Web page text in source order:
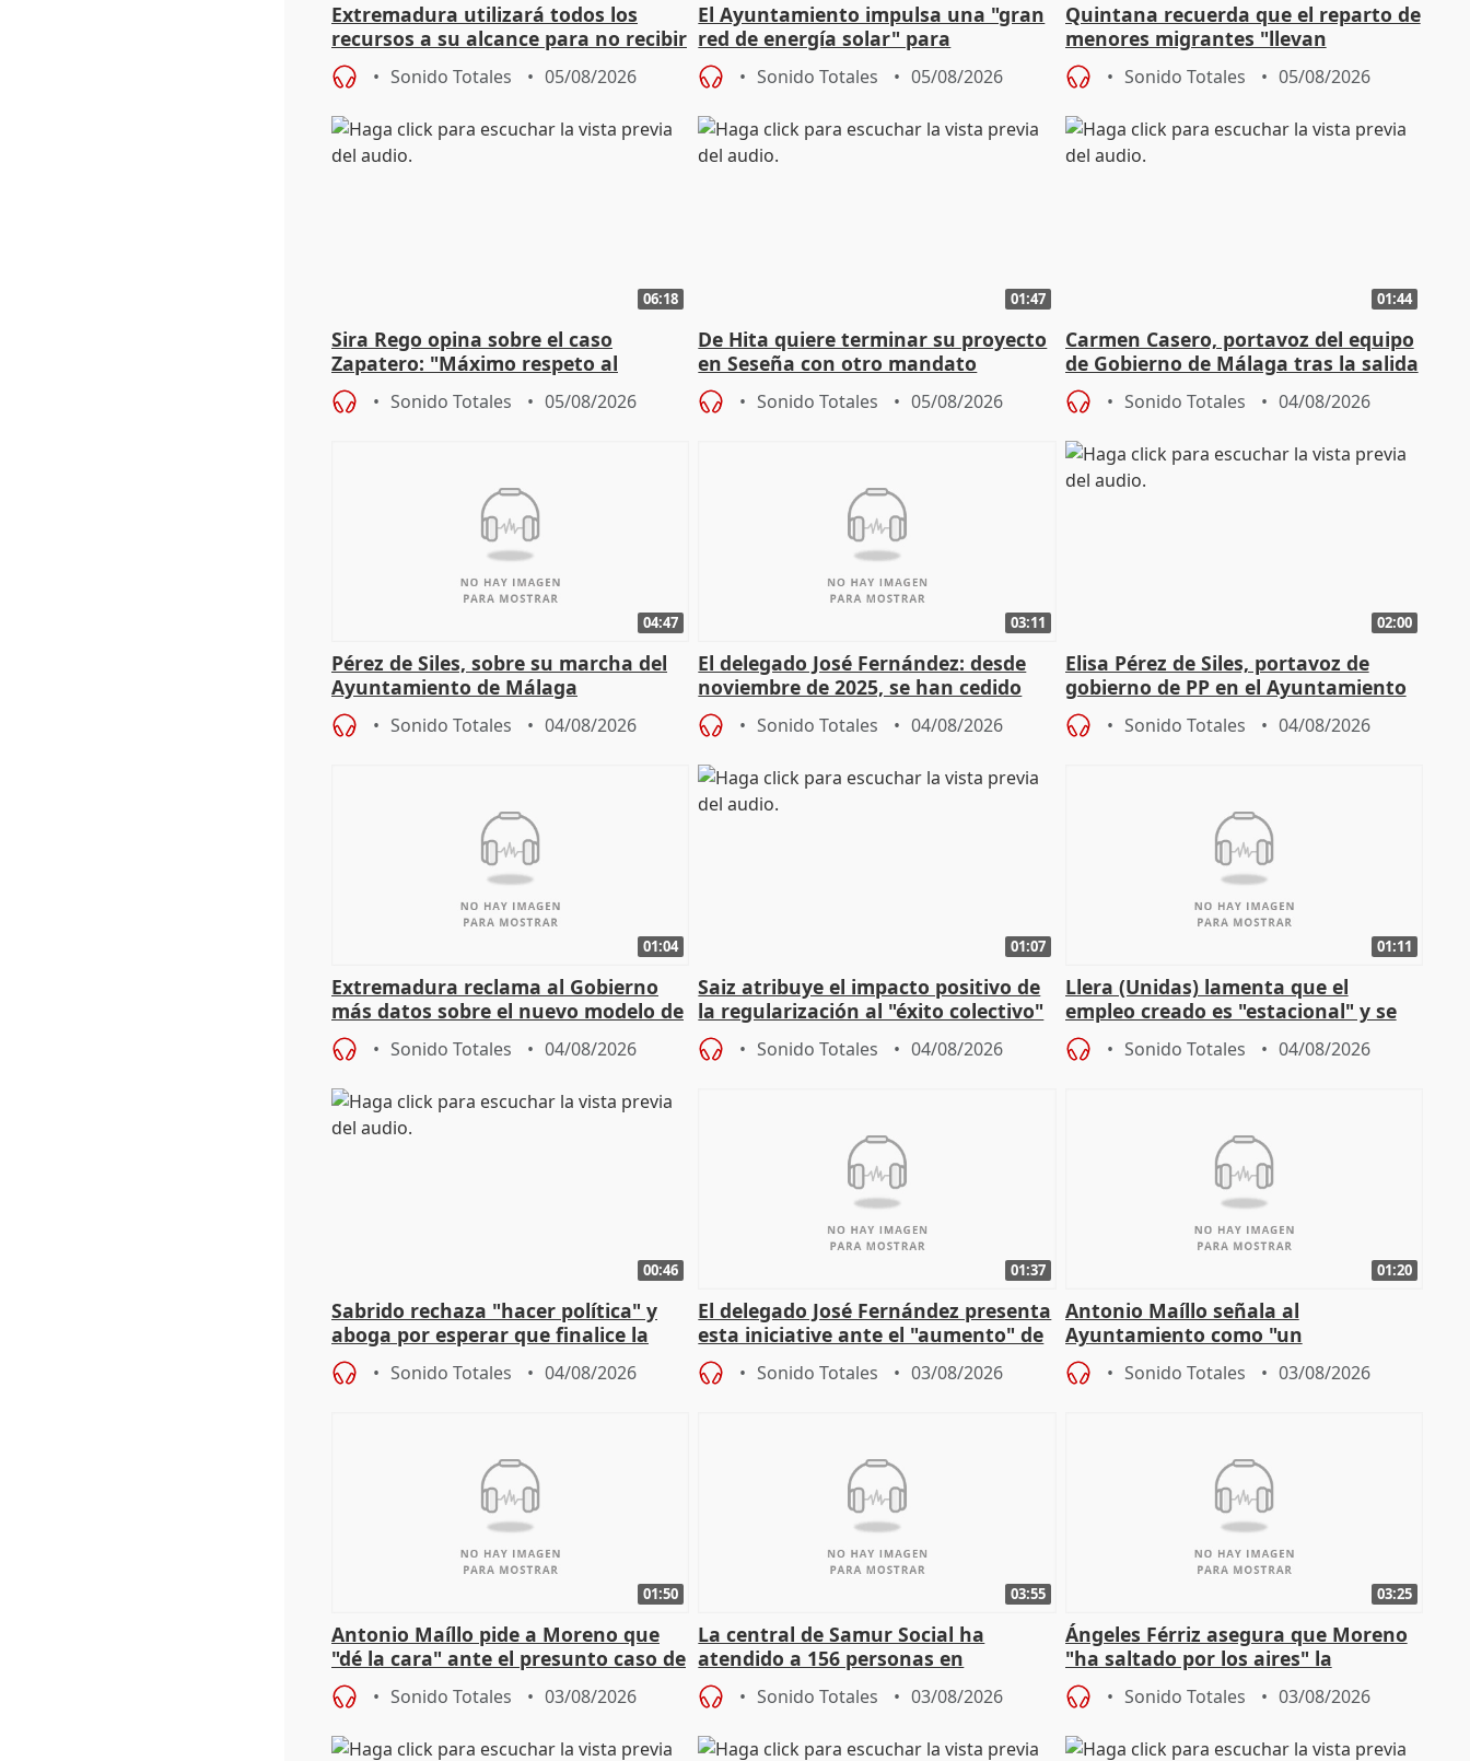
Extremadura utilizará todos los
recursos a su alcance para no recibir
más menores migrantes
Sonido Totales 05/08/2026
El Ayuntamiento impulsa una "gran
red de energía solar" para
autoconsumo
Sonido Totales 05/08/2026
Quintana recuerda que el reparto de
menores migrantes "llevan
aportación del Gobierno" central
Sonido Totales 05/08/2026
06:18
Sira Rego opina sobre el caso
Zapatero: "Máximo respeto al
proceso judicial"
Sonido Totales 05/08/2026
01:47
De Hita quiere terminar su proyecto
en Seseña con otro mandato
Sonido Totales 05/08/2026
01:44
Carmen Casero, portavoz del equipo
de Gobierno de Málaga tras la salida
de Pérez de Siles
Sonido Totales 04/08/2026
04:47
Pérez de Siles, sobre su marcha del
Ayuntamiento de Málaga
Sonido Totales 04/08/2026
03:11
El delegado José Fernández: desde
noviembre de 2025, se han cedido
9.810 ayudas por nacimiento
Sonido Totales 04/08/2026
02:00
Elisa Pérez de Siles, portavoz de
gobierno de PP en el Ayuntamiento
de Málaga, deja la política
Sonido Totales 04/08/2026
01:04
Extremadura reclama al Gobierno
más datos sobre el nuevo modelo de
financiación
Sonido Totales 04/08/2026
01:07
Saiz atribuye el impacto positivo de
la regularización al "éxito colectivo"
del Gobierno
Sonido Totales 04/08/2026
01:11
Llera (Unidas) lamenta que el
empleo creado es "estacional" y se
"esfumará" al acabar el verano
Sonido Totales 04/08/2026
00:46
Sabrido rechaza "hacer política" y
aboga por esperar que finalice la
investigación del incendio
Sonido Totales 04/08/2026
01:37
El delegado José Fernández presenta
esta iniciative ante el "aumento" de
personas sin hogar en Madri
Sonido Totales 03/08/2026
01:20
Antonio Maíllo señala al
Ayuntamiento como "un
especulador más" sobre viviendas de
Jiménez Becerril
Sonido Totales 03/08/2026
01:50
Antonio Maíllo pide a Moreno que
"dé la cara" ante el presunto caso de
acoso del CEO de ADM
Sonido Totales 03/08/2026
03:55
La central de Samur Social ha
atendido a 156 personas en
situación de calle durante Campaña
de CalorSonido Totales 03/08/2026
03:25
Ángeles Férriz asegura que Moreno
"ha saltado por los aires" la
negociación tras acuerdo con SMA
Sonido Totales 03/08/2026